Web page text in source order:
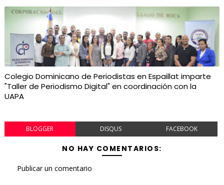
Colegio Dominicano de Periodistas en Espaillat imparte
"Taller de Periodismo Digital" en coordinación con la
UAPA
BLOGGER DISQUS FACEBOOK
NO HAY COMENTARIOS:
Publicar un comentario